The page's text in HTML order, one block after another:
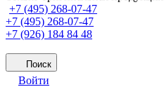
+7 (495) 268-07-47
+7 (495) 268-07-47
+7 (926) 184 84 48
Поиск
Войти